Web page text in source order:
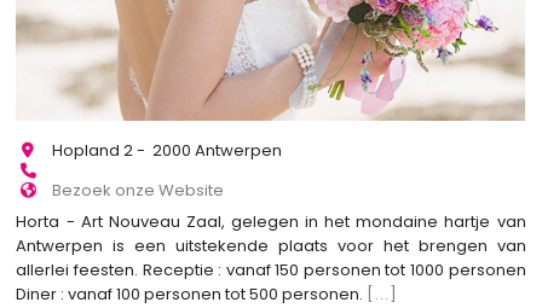
Hopland 2 - 2000 Antwerpen
Bezoek onze Website
Horta - Art Nouveau Zaal, gelegen in het mondaine hartje van
Antwerpen is een uitstekende plaats voor het brengen van
allerlei feesten. Receptie : vanaf 150 personen tot 1000 personen
Diner : vanaf 100 personen tot 500 personen. [...]